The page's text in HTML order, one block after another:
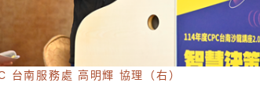
台南服務處 高明輝 協理（右）